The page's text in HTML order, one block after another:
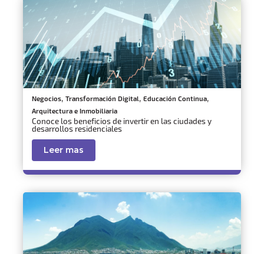
Negocios, Transformación Digital, Educación Continua,
Arquitectura e Inmobiliaria
Conoce los beneficios de invertir en las ciudades y
desarrollos residenciales
Leer mas